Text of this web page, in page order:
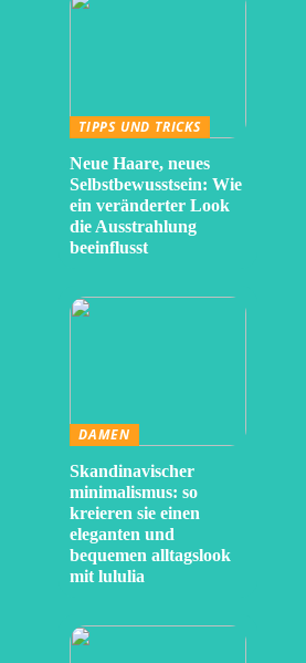
TIPPS UND TRICKS
Neue Haare, neues
Selbstbewusstsein: Wie
ein veränderter Look
die Ausstrahlung
beeinflusst
DAMEN
Skandinavischer
minimalismus: so
kreieren sie einen
eleganten und
bequemen alltagslook
mit lululia